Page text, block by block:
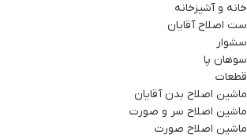
خانه و آشپزخانه
ست اصلاح آقایان
سشوار
سوهان پا
قطعات
ماشین اصلاح بدن آقایان
ماشین اصلاح سر و صورت
ماشین اصلاح صورت